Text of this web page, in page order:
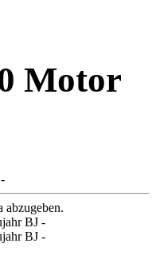
Motor
abzugeben.